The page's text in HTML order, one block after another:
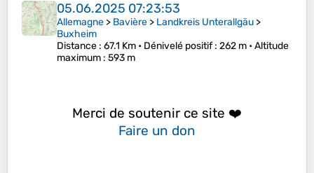
05.06.2025 07:23:53
Allemagne > Bavière > Landkreis Unterallgäu >
Buxheim
Distance : 67.1 Km • Dénivelé positif: 262 m •Altitude
maximum : 593 m
Merci de soutenir ce site ❤️
Faire un don